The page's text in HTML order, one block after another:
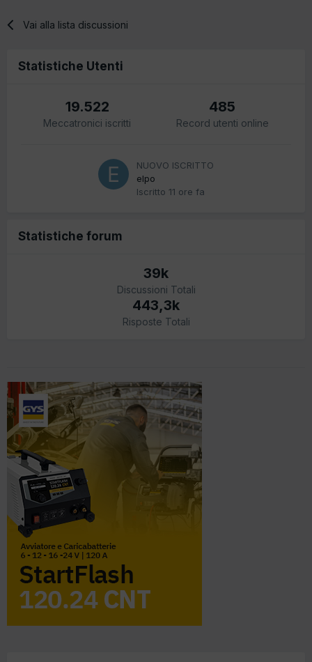
Vai alla lista discussioni
Statistiche Utenti
19.522
Meccatronici iscritti
485
Record utenti online
NUOVO ISCRITTO
elpo
Iscritto 11 ore fa
Statistiche forum
39k
Discussioni Totali
443,3k
Risposte Totali